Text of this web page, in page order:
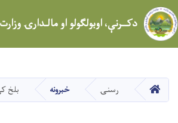
دانګل
دکــرنې، اوبولګولو او مالـدارۍ وزارت
کور رسنۍ خبرونه بلخ